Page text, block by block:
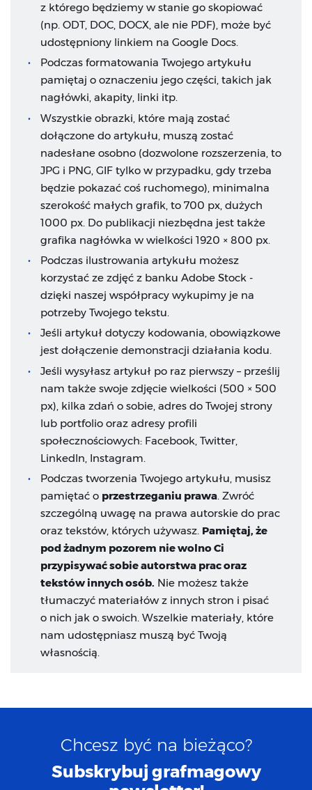
z którego będziemy w stanie go skopiować
(np. ODT, DOC, DOCX, ale nie PDF), może być
udostępniony linkiem na Google Docs.
Podczas formatowania Twojego artykułu
pamiętaj o oznaczeniu jego części, takich jak
nagłówki, akapity, linki itp.
Wszystkie obrazki, które mają zostać
dołączone do artykułu, muszą zostać
nadesłane osobno (dozwolone rozszerzenia, to
JPG i PNG, GIF tylko w przypadku, gdy trzeba
będzie pokazać coś ruchomego), minimalna
szerokość małych grafik, to 700 px, dużych
1000 px. Do publikacji niezbędna jest także
grafika nagłówka w wielkości 1920 × 800 px.
Podczas ilustrowania artykułu możesz
korzystać ze zdjęć z banku Adobe Stock -
dzięki naszej współpracy wykupimy je na
potrzeby Twojego tekstu.
Jeśli artykuł dotyczy kodowania, obowiązkowe
jest dołączenie demonstracji działania kodu.
Jeśli wysyłasz artykuł po raz pierwszy – prześlij
nam także swoje zdjęcie wielkości (500 × 500
px), kilka zdań o sobie, adres do Twojej strony
lub portfolio oraz adresy profili
społecznościowych: Facebook, Twitter,
LinkedIn, Instagram.
Podczas tworzenia Twojego artykułu, musisz
pamiętać o przestrzeganiu prawa. Zwróć
szczególną uwagę na prawa autorskie do prac
oraz tekstów, których używasz. Pamiętaj, że
pod żadnym pozorem nie wolno Ci
przypisywać sobie autorstwa prac oraz
tekstów innych osób. Nie możesz także
tłumaczyć materiałów z innych stron i pisać
o nich jak o swoich. Wszelkie materiały, które
nam udostępniasz muszą być Twoją
własnością.
Chcesz być na bieżąco?
Subskrybuj grafmagowy